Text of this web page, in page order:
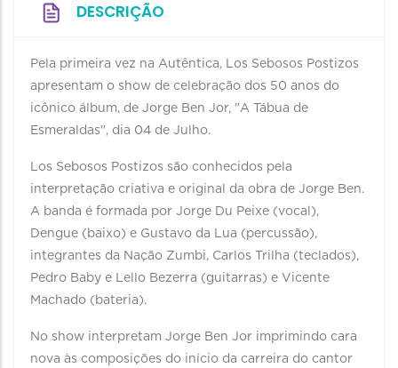
DESCRIÇÃO
Pela primeira vez na Autêntica, Los Sebosos Postizos
apresentam o show de celebração dos 50 anos do
icônico álbum, de Jorge Ben Jor, "A Tábua de
Esmeraldas", dia 04 de Julho.
Los Sebosos Postizos são conhecidos pela
interpretação criativa e original da obra de Jorge Ben.
A banda é formada por Jorge Du Peixe (vocal),
Dengue (baixo) e Gustavo da Lua (percussão),
integrantes da Nação Zumbi, Carlos Trilha (teclados),
Pedro Baby e Lello Bezerra (guitarras) e Vicente
Machado (bateria).
No show interpretam Jorge Ben Jor imprimindo cara
nova às composições do início da carreira do cantor